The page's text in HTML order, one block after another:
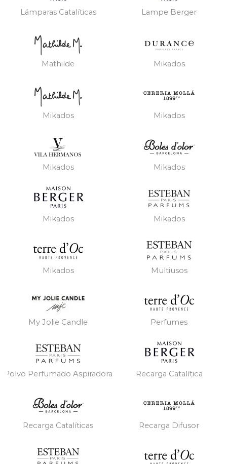
Lámparas Catalíticas Lampe Berger
Mathilde Mikados
Mikados Mikados
Mikados Mikados
Mikados Mikados
Mikados Multiusos
My Jolie Candle Perfumes
Polvo Perfumado Aspiradora Recarga Catalítica
Recarga Catalíticas Recarga Difusor